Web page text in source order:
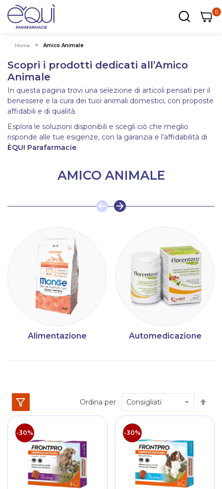
00
Home Amico Animale
Scopri i prodotti dedicati all’Amico
Animale
In questa pagina trovi una selezione di articoli pensati per il
benessere e la cura dei tuoi animali domestici, con proposte
affidabili e di qualità.
Esplora le soluzioni disponibili e scegli ciò che meglio
risponde alle tue esigenze, con la garanzia e l’affidabilità di
ÈQUI Parafarmacie.
AMICO ANIMALE
Alimentazione Automedicazione
Ordina per
-30% -30%